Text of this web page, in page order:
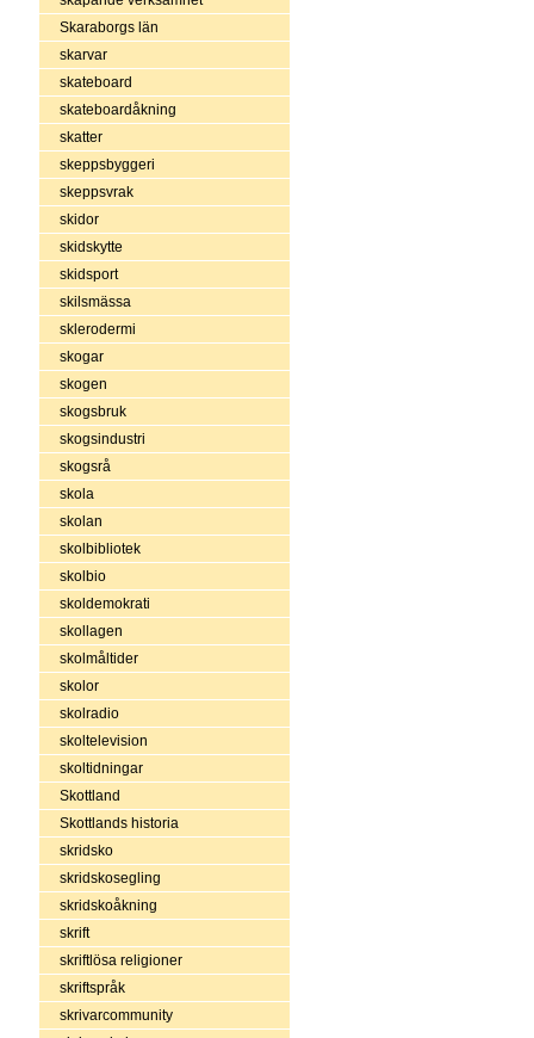
Skaraborgs län
skarvar
skateboard
skateboardåkning
skatter
skeppsbyggeri
skeppsvrak
skidor
skidskytte
skidsport
skilsmässa
sklerodermi
skogar
skogen
skogsbruk
skogsindustri
skogsrå
skola
skolan
skolbibliotek
skolbio
skoldemokrati
skollagen
skolmåltider
skolor
skolradio
skoltelevision
skoltidningar
Skottland
Skottlands historia
skridsko
skridskosegling
skridskoåkning
skrift
skriftlösa religioner
skriftspråk
skrivarcommunity